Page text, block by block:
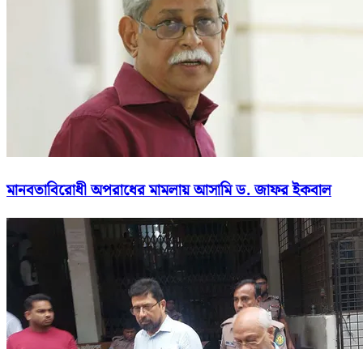
মানবতাবিরোধী অপরাধের মামলায় আসামি ড. জাফর ইকবাল